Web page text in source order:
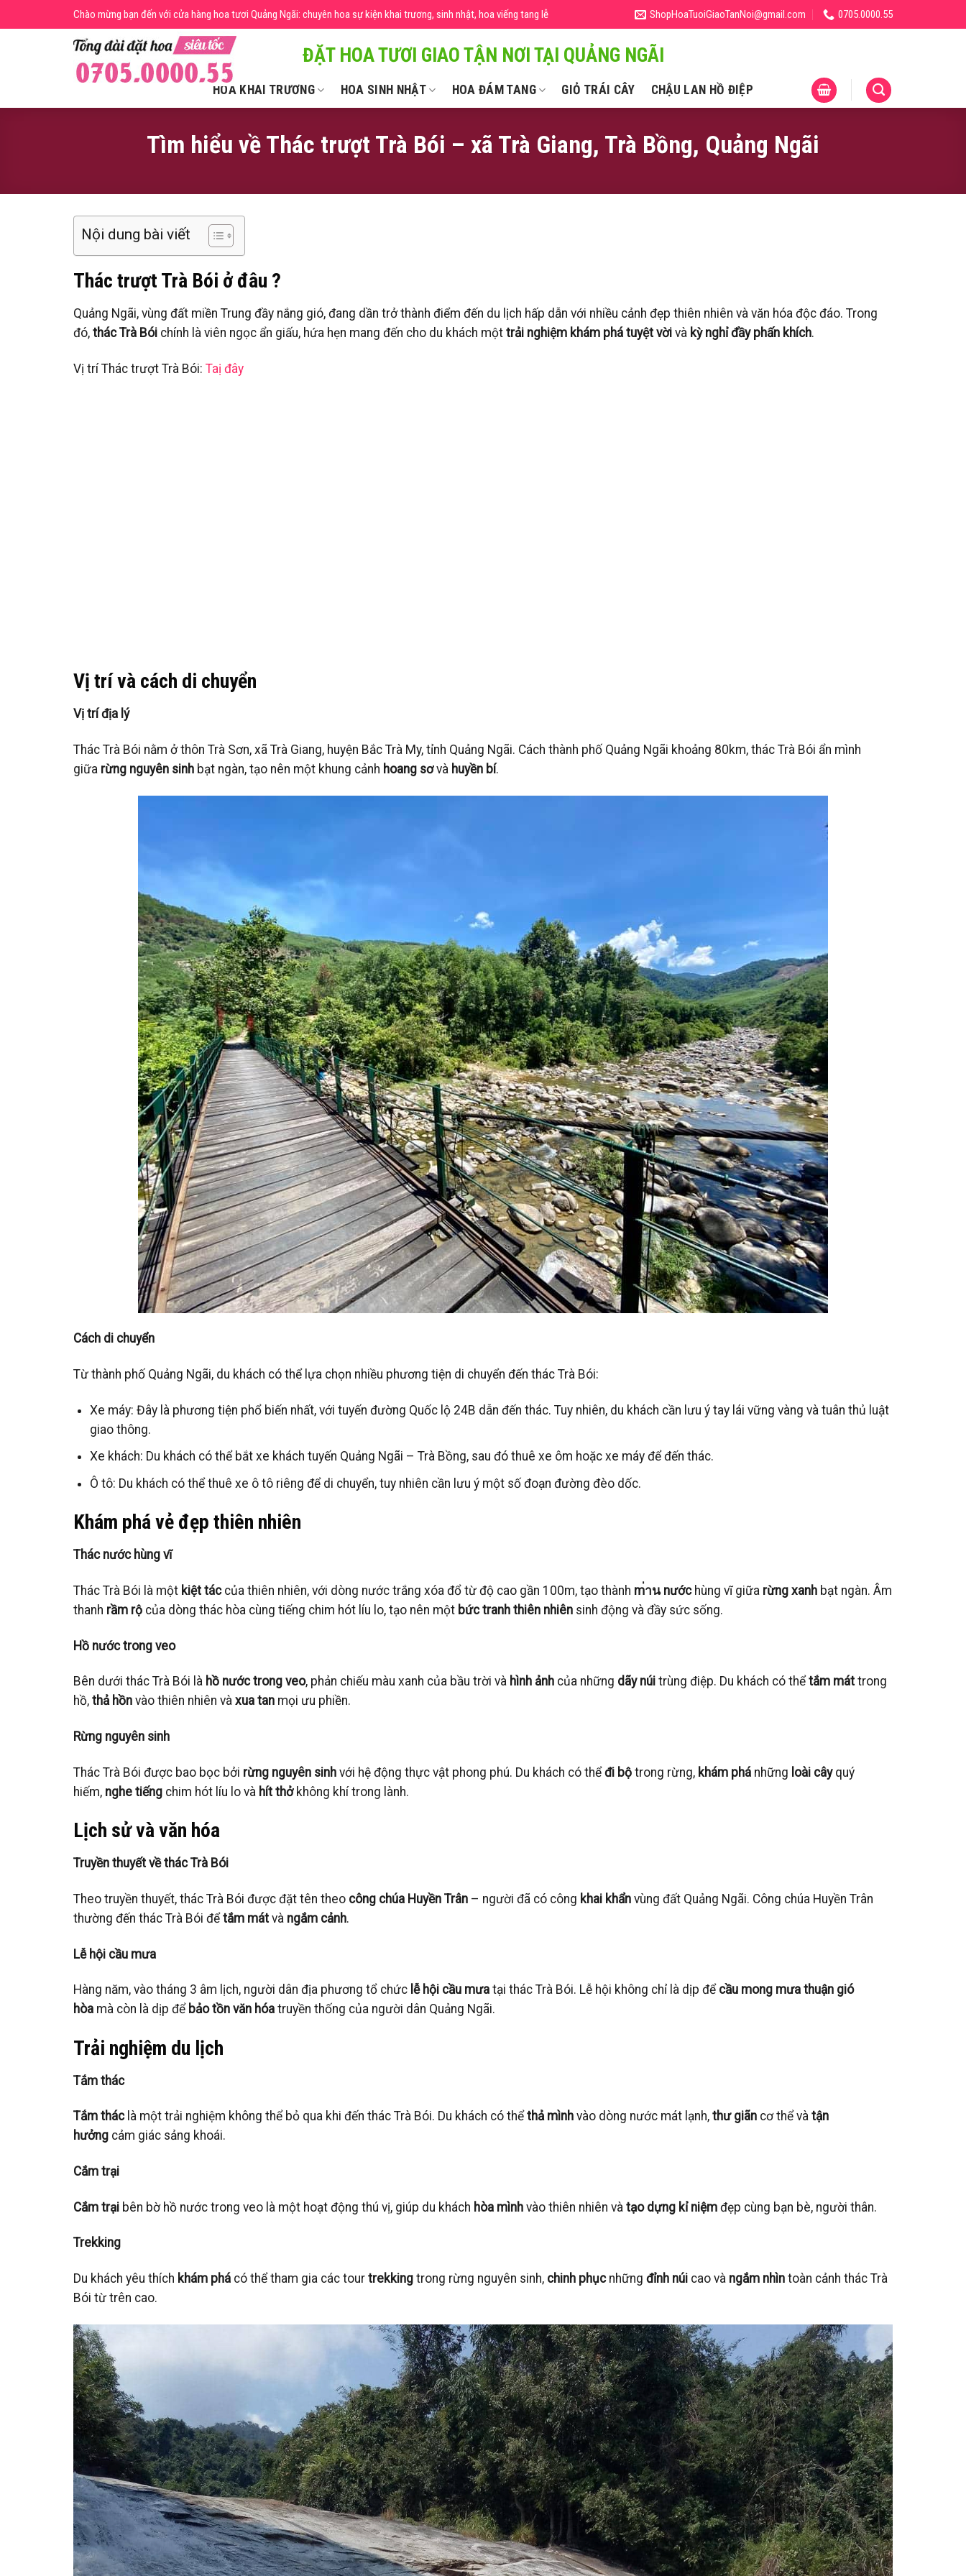
to
Chào mừng bạn đến với cửa hàng hoa tươi Quảng Ngãi: chuyên hoa sự kiện khai trương, sinh nhật, hoa viếng tang lễ ShopHoaTuoiGiaoTanNoi@gmail.com 0705.0000.55
ĐẶT HOA TƯƠI GIAO TẬN NƠI TẠI QUẢNG NGÃI
HOA KHAI TRƯƠNG HOA SINH NHẬT HOA ĐÁM TANG GIỎ TRÁI CÂY CHẬU LAN HỒ ĐIỆP
Tìm hiểu về Thác trượt Trà Bói – xã Trà Giang, Trà Bồng, Quảng Ngãi
Nội dung bài viết
Thác trượt Trà Bói ở đâu ?
Quảng Ngãi, vùng đất miền Trung đầy nắng gió, đang dần trở thành điểm đến du lịch hấp dẫn với nhiều cảnh đẹp thiên nhiên và văn hóa độc đáo. Trong
đó, thác Trà Bói chính là viên ngọc ẩn giấu, hứa hẹn mang đến cho du khách một trải nghiệm khám phá tuyệt vời và kỳ nghỉ đầy phấn khích.
Vị trí Thác trượt Trà Bói: Taị đây
Vị trí và cách di chuyển
Vị trí địa lý
Thác Trà Bói nằm ở thôn Trà Sơn, xã Trà Giang, huyện Bắc Trà My, tỉnh Quảng Ngãi. Cách thành phố Quảng Ngãi khoảng 80km, thác Trà Bói ẩn mình
giữa rừng nguyên sinh bạt ngàn, tạo nên một khung cảnh hoang sơvà huyền bí.
Cách di chuyển
Từ thành phố Quảng Ngãi, du khách có thể lựa chọn nhiều phương tiện di chuyển đến thác Trà Bói:
Xe máy: Đây là phương tiện phổ biến nhất, với tuyến đường Quốc lộ 24B dẫn đến thác. Tuy nhiên, du khách cần lưu ý tay lái vững vàng và tuân thủ luật
giao thông.
Xe khách: Du khách có thể bắt xe khách tuyến Quảng Ngãi – Trà Bồng, sau đó thuê xe ôm hoặc xe máy để đến thác.
Ô tô: Du khách có thể thuê xe ô tô riêng để di chuyển, tuy nhiên cần lưu ý một số đoạn đường đèo dốc.
Khám phá vẻ đẹp thiên nhiên
Thác nước hùng vĩ
Thác Trà Bói là một kiệt táccủa thiên nhiên, với dòng nước trắng xóa đổ từ độ cao gần 100m, tạo thành m่าน nướchùng vĩ giữa rừng xanh bạt ngàn. Âm
thanh rầm rộ của dòng thác hòa cùng tiếng chim hót líu lo, tạo nên một bức tranh thiên nhiên sinh động và đầy sức sống.
Hồ nước trong veo
Bên dưới thác Trà Bói là hồ nước trong veo, phản chiếu màu xanh của bầu trời và hình ảnh của những dãy núi trùng điệp. Du khách có thể tắm mát trong
hồ, thả hồn vào thiên nhiên và xua tan mọi ưu phiền.
Rừng nguyên sinh
Thác Trà Bói được bao bọc bởi rừng nguyên sinh với hệ động thực vật phong phú. Du khách có thểđi bộ trong rừng, khám phá những loài câyquý
hiếm, nghe tiếng chim hót líu lo và hít thởkhông khí trong lành.
Lịch sử và văn hóa
Truyền thuyết về thác Trà Bói
Theo truyền thuyết, thác Trà Bói được đặt tên theo công chúa Huyền Trân – người đã có công khai khẩn vùng đất Quảng Ngãi. Công chúa Huyền Trân
thường đến thác Trà Bói đểtắm mát và ngắm cảnh.
Lễ hội cầu mưa
Hàng năm, vào tháng 3 âm lịch, người dân địa phương tổ chức lễ hội cầu mưa tại thác Trà Bói. Lễ hội không chỉ là dịp để cầu mong mưa thuận gió
hòa mà còn là dịp để bảo tồn văn hóa truyền thống của người dân Quảng Ngãi.
Trải nghiệm du lịch
Tắm thác
Tắm tháclà một trải nghiệm không thể bỏ qua khi đến thác Trà Bói. Du khách có thể thả mình vào dòng nước mát lạnh, thư giãn cơ thể và tận
hưởng cảm giác sảng khoái.
Cắm trại
Cắm trại bên bờ hồ nước trong veo là một hoạt động thú vị, giúp du khách hòa mình vào thiên nhiên và tạo dựng kỉ niệm đẹp cùng bạn bè, người thân.
Trekking
Du khách yêu thích khám phá có thể tham gia các tour trekking trong rừng nguyên sinh, chinh phụcnhững đỉnh núi cao và ngắm nhìn toàn cảnh thác Trà
Bói từ trên cao.